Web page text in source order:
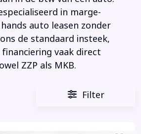
in marge-
hands auto leasen zonder
de standaard insteek,
vaak direct
ZZP als MKB.
Filter